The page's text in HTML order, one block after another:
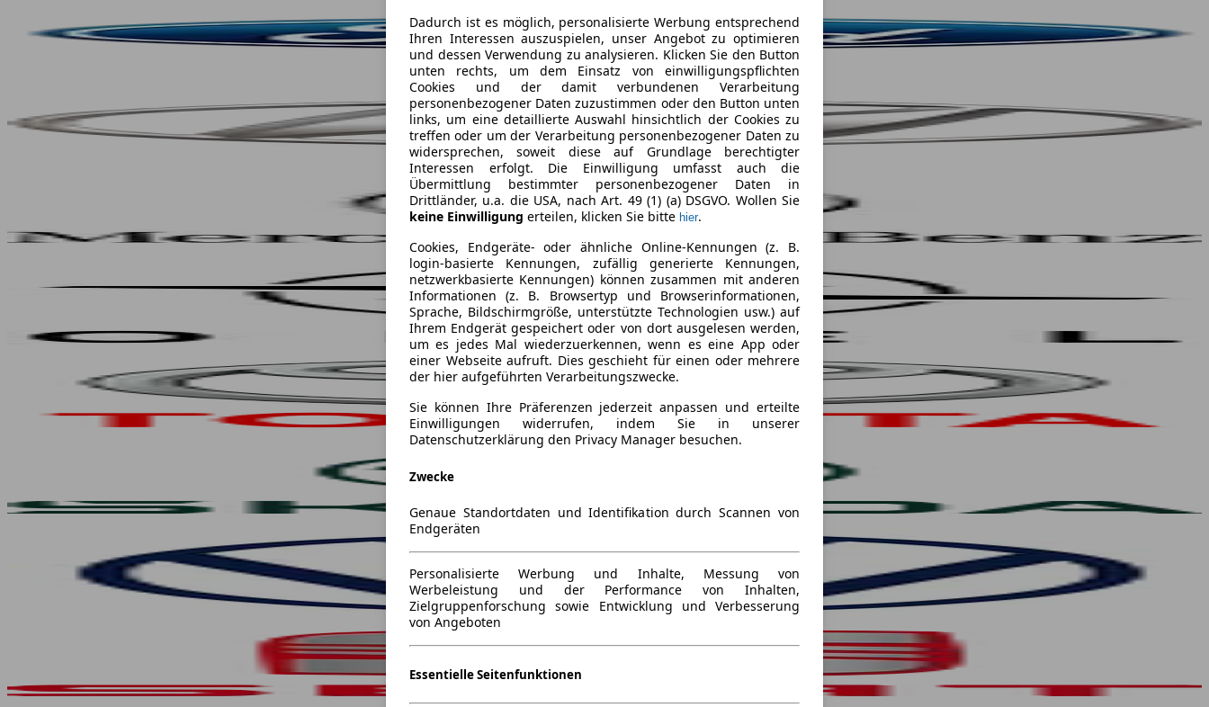
Dadurch ist es möglich, personalisierte Werbung entsprechend
Ihren Interessen auszuspielen, unser Angebot zu optimieren
und dessen Verwendung zu analysieren. Klicken Sie den Button
unten rechts, um dem Einsatz von einwilligungspflichten
Cookies und der damit verbundenen Verarbeitung
personenbezogener Daten zuzustimmen oder den Button unten
links, um eine detaillierte Auswahl hinsichtlich der Cookies zu
treffen oder um der Verarbeitung personenbezogener Daten zu
widersprechen, soweit diese auf Grundlage berechtigter
Interessen erfolgt. Die Einwilligung umfasst auch die
Übermittlung bestimmter personenbezogener Daten in
Drittländer, u.a. die USA, nach Art. 49 (1) (a) DSGVO. Wollen Sie
keine Einwilligung erteilen, klicken Sie bitte hier.
Cookies, Endgeräte- oder ähnliche Online-Kennungen (z. B.
login-basierte Kennungen, zufällig generierte Kennungen,
netzwerkbasierte Kennungen) können zusammen mit anderen
Informationen (z. B. Browsertyp und Browserinformationen,
Sprache, Bildschirmgröße, unterstützte Technologien usw.) auf
Ihrem Endgerät gespeichert oder von dort ausgelesen werden,
um es jedes Mal wiederzuerkennen, wenn es eine App oder
einer Webseite aufruft. Dies geschieht für einen oder mehrere
der hier aufgeführten Verarbeitungszwecke.
Sie können Ihre Präferenzen jederzeit anpassen und erteilte
Einwilligungen widerrufen, indem Sie in unserer
Datenschutzerklärung den Privacy Manager besuchen.
Zwecke
Genaue Standortdaten und Identifikation durch Scannen von
Endgeräten
Personalisierte Werbung und Inhalte, Messung von
Werbeleistung und der Performance von Inhalten,
Zielgruppenforschung sowie Entwicklung und Verbesserung
von Angeboten
Essentielle Seitenfunktionen